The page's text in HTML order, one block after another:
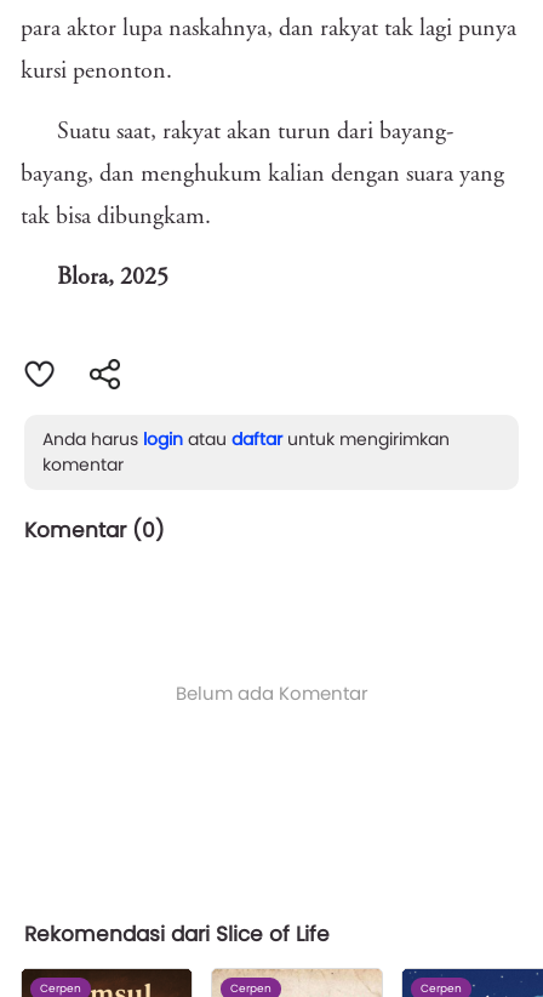
para aktor lupa naskahnya, dan rakyat tak lagi punya
kursi penonton.
Suatu saat, rakyat akan turun dari bayang-
bayang, dan menghukum kalian dengan suara yang
tak bisa dibungkam.
Blora, 2025
Anda harus login atau daftaruntuk mengirimkan
komentar
Komentar (0)
Belum ada Komentar
Rekomendasi dari Slice of Life
Cerpen Cerpen Cerpen